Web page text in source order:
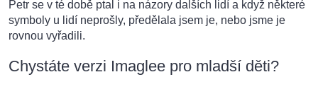
Petr se v té době ptal i na názory dalších lidí a když některé
symboly u lidí neprošly, předělala jsem je, nebo jsme je
rovnou vyřadili.
Chystáte verzi Imaglee pro mladší děti?